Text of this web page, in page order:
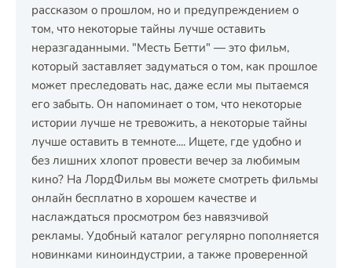
рассказом о прошлом, но и предупреждением о
том, что некоторые тайны лучше оставить
неразгаданными. "Месть Бетти" — это фильм,
который заставляет задуматься о том, как прошлое
может преследовать нас, даже если мы пытаемся
его забыть. Он напоминает о том, что некоторые
истории лучше не тревожить, а некоторые тайны
лучше оставить в темноте.... Ищете, где удобно и
без лишних хлопот провести вечер за любимым
кино? На ЛордФильм вы можете смотреть фильмы
онлайн бесплатно в хорошем качестве и
наслаждаться просмотром без навязчивой
рекламы. Удобный каталог регулярно пополняется
новинками киноиндустрии, а также проверенной